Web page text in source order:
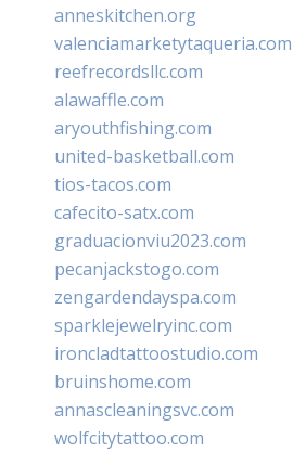
anneskitchen.org
valenciamarketytaqueria.com
reefrecordsllc.com
alawaffle.com
aryouthfishing.com
united-basketball.com
tios-tacos.com
cafecito-satx.com
graduacionviu2023.com
pecanjackstogo.com
zengardendayspa.com
sparklejewelryinc.com
ironcladtattoostudio.com
bruinshome.com
annascleaningsvc.com
wolfcitytattoo.com